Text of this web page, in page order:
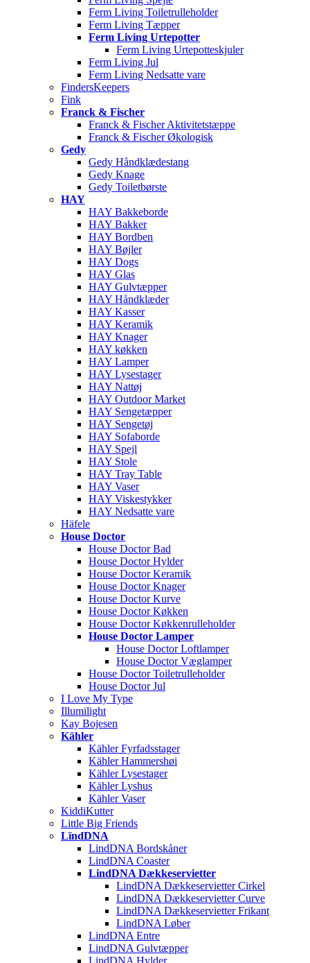
Ferm Living Toiletrulleholder
Ferm Living Tæpper
Ferm Living Urtepotter
Ferm Living Urtepotteskjuler
Ferm Living Jul
Ferm Living Nedsatte vare
FindersKeepers
Fink
Franck & Fischer
Franck & Fischer Aktivitetstæppe
Franck & Fischer Økologisk
Gedy
Gedy Håndklædestang
Gedy Knage
Gedy Toiletbørste
HAY
HAY Bakkeborde
HAY Bakker
HAY Bordben
HAY Bøjler
HAY Dogs
HAY Glas
HAY Gulvtæpper
HAY Håndklæder
HAY Kasser
HAY Keramik
HAY Knager
HAY køkken
HAY Lamper
HAY Lysestager
HAY Nattøj
HAY Outdoor Market
HAY Sengetæpper
HAY Sengetøj
HAY Sofaborde
HAY Spejl
HAY Stole
HAY Tray Table
HAY Vaser
HAY Viskestykker
HAY Nedsatte vare
Häfele
House Doctor
House Doctor Bad
House Doctor Hylder
House Doctor Keramik
House Doctor Knager
House Doctor Kurve
House Doctor Køkken
House Doctor Køkkenrulleholder
House Doctor Lamper
House Doctor Loftlamper
House Doctor Væglamper
House Doctor Toiletrulleholder
House Doctor Jul
I Love My Type
Illumilight
Kay Bojesen
Kähler
Kähler Fyrfadsstager
Kähler Hammershøi
Kähler Lysestager
Kähler Lyshus
Kähler Vaser
KiddiKutter
Little Big Friends
LïndDNA
LindDNA Bordskåner
LindDNA Coaster
LindDNA Dækkeservietter
LindDNA Dækkeservietter Cirkel
LindDNA Dækkeservietter Curve
LindDNA Dækkeservietter Frikant
LindDNA Løber
LindDNA Entre
LindDNA Gulvtæpper
LindDNA Hylder